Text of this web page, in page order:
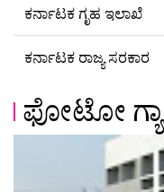
ಕರ್ನಾಟಕ ಗೃಹ ಇಲಾಖೆ
ಕರ್ನಾಟಕ ರಾಜ್ಯ ಸರಕಾರ
ಫೋಟೋ